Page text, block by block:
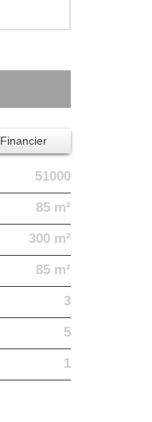
Financier
51000
85 m²
300 m²
85 m²
3
5
1